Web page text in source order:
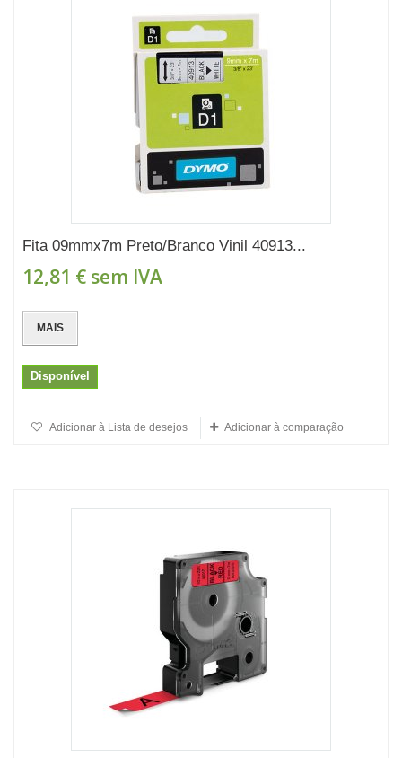
Fita 09mmx7m Preto/Branco Vinil 40913...
12,81 € sem IVA
MAIS
Disponível
Adicionar à Lista de desejos Adicionar à comparação